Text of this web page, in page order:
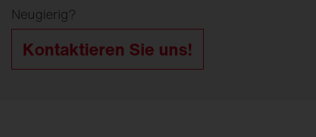
Neugierig?
Kontaktieren Sie uns!